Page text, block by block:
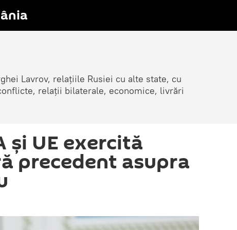
Lavrov, relațiile Rusiei cu alte state, cu
relații bilaterale, economice, livrări
și UE exercită
precedent asupra